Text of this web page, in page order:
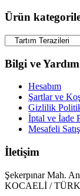
Ürün
Bilgi ve Yardım
Hesabım
Şartlar ve
Gizlilik
İptal ve İade
Mesafeli
İletişim
Şekerpınar Mah.
KOCAELİ /